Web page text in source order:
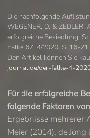
Die nachfolgende
WEGENER, O. &
erfolgreiche Besiedlung:
Falke 67, 4/2020, S. 16-
Den Artikel können Sie
journal.de/der-falke-4-
Für die erfolgreiche
folgende Faktoren
Ergebnisse mehrerer
Meier (2014), de